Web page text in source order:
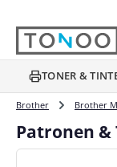
TONER &
Brother Brother
Patronen &